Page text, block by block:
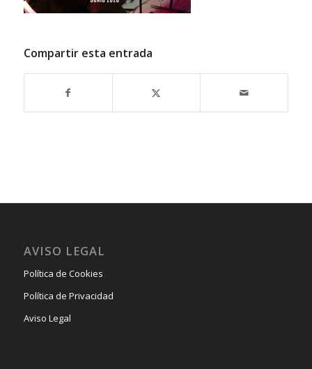
Compartir esta entrada
AVISO LEGAL
Política de Cookies
Política de Privacidad
Aviso Legal